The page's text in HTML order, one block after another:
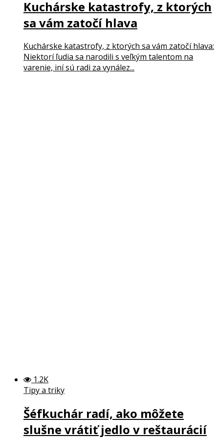
Kuchárske katastrofy, z ktorých
sa vám zatočí hlava
Kuchárske katastrofy, z ktorých sa vám zatočí hlava:
Niektorí ľudia sa narodili s veľkým talentom na
varenie, iní sú radi za vynález...
1.2K
Tipy a triky
Šéfkuchár radí, ako môžete
slušne vrátiť jedlo v reštaurácií